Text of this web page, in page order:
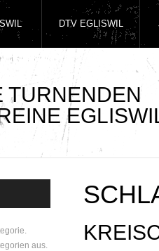
TURNENDEN
DTV EGLISWIL
aus.